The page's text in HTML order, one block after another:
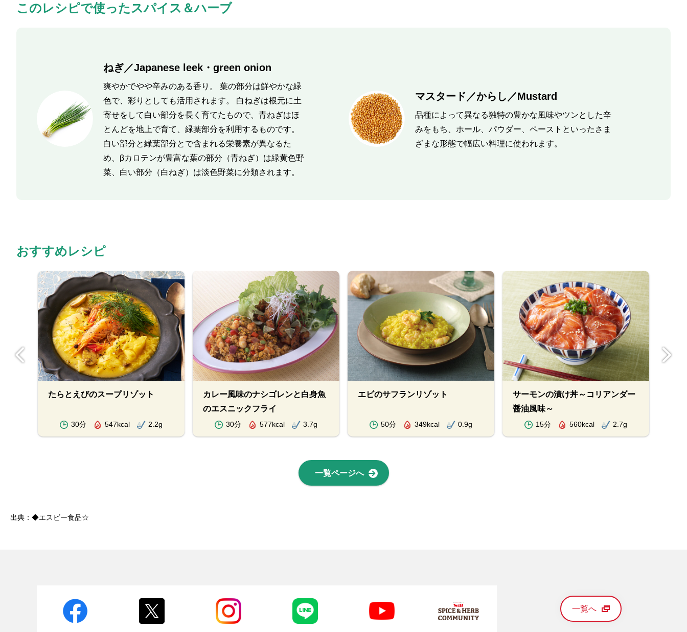
このレシピで使ったスパイス＆ハーブ
ねぎ／Japanese leek・green onion
爽やかでやや辛みのある香り。 葉の部分は鮮やかな緑
色で、彩りとしても活用されます。 白ねぎは根元に土
寄せをして白い部分を長く育てたもので、青ねぎはほ
とんどを地上で育て、緑葉部分を利用するものです。
白い部分と緑葉部分とで含まれる栄養素が異なるた
め、βカロテンが豊富な葉の部分（青ねぎ）は緑黄色野
菜、白い部分（白ねぎ）は淡色野菜に分類されます。
マスタード／からし／Mustard
品種によって異なる独特の豊かな風味やツンとした辛
みをもち、ホール、パウダー、ペーストといったさま
ざまな形態で幅広い料理に使われます。
おすすめレシピ
たらとえびのスープリゾット
30分 547kcal 2.2g
カレー風味のナシゴレンと白身魚
のエスニックフライ
30分 577kcal 3.7g
エビのサフランリゾット
50分 349kcal 0.9g
サーモンの漬け丼～コリアンダー
醤油風味～
15分 560kcal 2.7g
一覧ページへ
出典：◆エスビー食品☆
一覧へ